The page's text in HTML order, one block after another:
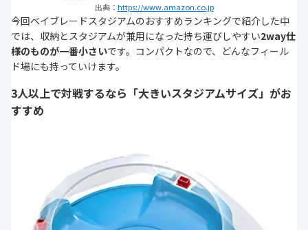
出典： https://www.amazon.co.jp
今回ベイブレードスタジアムのおすすめランキングで紹介した中
では、収納とスタジアムが兼用になった持ち運びしやすい2way仕
様のものが一番小さいです。コンパクトなので、どんなフィール
ド場にも持っていけます。
3人以上で対戦するなら「大きいスタジアムサイズ」がお
すすめ